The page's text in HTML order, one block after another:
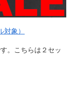
象）
。こちらは２セッ